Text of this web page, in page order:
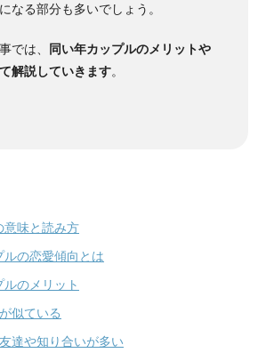
なる部分も多いでしょう。
では、
同い年カップルのメリットや
解説していきます。
意味と読み方
ルの恋愛傾向とは
ルのメリット
似ている
達や知り合いが多い